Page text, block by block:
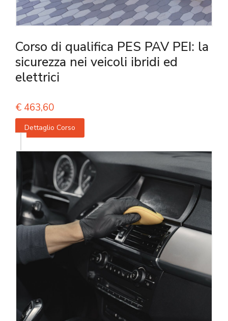
Corso di qualifica PES PAV PEI: la
sicurezza nei veicoli ibridi ed
elettrici
€ 463,60
Dettaglio Corso